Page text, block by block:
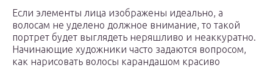
Если элементы лица изображены идеально, а
волосам не уделено должное внимание, то такой
портрет будет выглядеть неряшливо и неаккуратно.
Начинающие художники часто задаются вопросом,
как нарисовать волосы карандашом красиво